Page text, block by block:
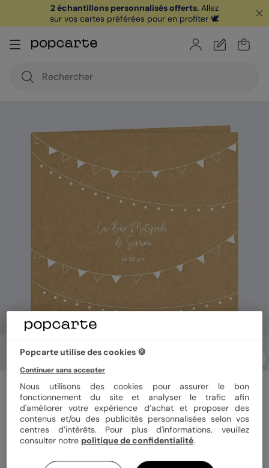
offerte avec le code
je télécharge
2 échantillons personnalisés offerts. Allez
sur vos cartes préférées pour en profiter 🕊️
Faire-part bar mitzvah
Fanions Bucoliques Kraft
Format
Popcarte utilise des cookies 🍪
Continuer sans accepter
Nous utilisons des cookies pour assurer le bon
fonctionnement du site et analyser le trafic afin
d'améliorer votre expérience d’achat et proposer des
contenus et/ou des publicités personnalisées selon vos
centres d’intérêts. Pour plus d'informations, veuillez
consulter notre politique de confidentialité.